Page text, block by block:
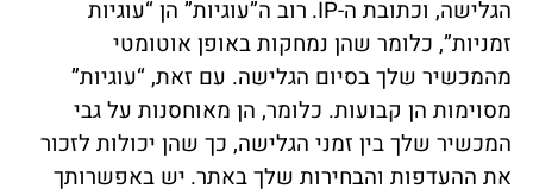
הגלישה, וכתובת ה-IP.
רוב ה”עוגיות” הן “עוגיות
זמניות”, כלומר שהן נמחקות באופן אוטומטי
מהמכשיר שלך בסיום הגלישה. עם זאת, “עוגיות”
מסוימות הן קבועות. כלומר, הן מאוחסנות על גבי
המכשיר שלך בין זמני הגלישה, כך שהן יכולות לזכור
את ההעדפות והבחירות שלך באתר. יש באפשרותך